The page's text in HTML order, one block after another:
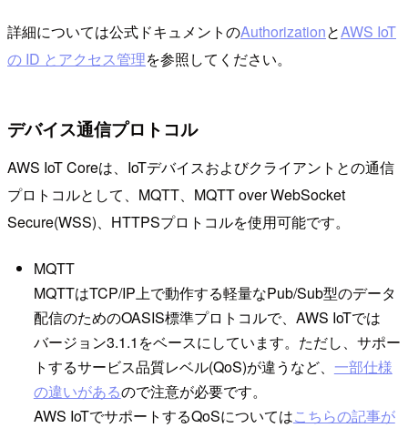
詳細については公式ドキュメントのAuthorizationとAWS IoT
の ID とアクセス管理を参照してください。
デバイス通信プロトコル
AWS IoT Coreは、IoTデバイスおよびクライアントとの通信
プロトコルとして、MQTT、MQTT over WebSocket
Secure(WSS)、HTTPSプロトコルを使用可能です。
MQTT
MQTTはTCP/IP上で動作する軽量なPub/Sub型のデータ
配信のためのOASIS標準プロトコルで、AWS IoTでは
バージョン3.1.1をベースにしています。ただし、サポー
トするサービス品質レベル(QoS)が違うなど、 一部仕様
の違いがあるので注意が必要です。
AWS IoTでサポートするQoSについてはこちらの記事が